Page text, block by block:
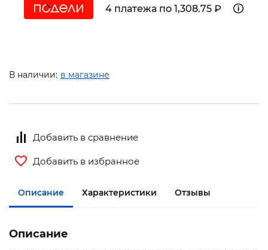
4 платежа по 1,308.75 ₽
В наличии: в магазине
Добавить в сравнение
Добавить в избранное
Описание Характеристики Отзывы
Описание